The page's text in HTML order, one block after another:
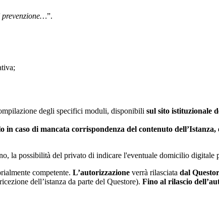
prevenzione…”.
degli specifici moduli, disponibili sul sito istituzionale
in caso di mancata corrispondenza del contenuto
la possibilità del privato di indicare l'eventuale domicilio digitale
competente. L’autorizzazione verrà rilasciata dal
dell’istanza da parte del Questore). Fino al rilascio